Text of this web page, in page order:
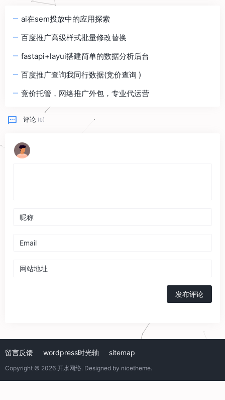
ai在sem投放中的应用探索
百度推广高级样式批量修改替换
fastapi+layui搭建简单的数据分析后台
百度推广查询我同行数据(竞价查询 )
竞价托管，网络推广外包，专业代运营
评论 (0)
发布评论
留言反馈 wordpress时光轴 sitemap
Copyright © 2026 开水网络. Designed by nicetheme.